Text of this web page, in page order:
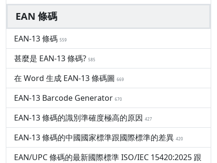
EAN 條碼
EAN-13 條碼 559
甚麼是 EAN-13 條碼? 585
在 Word 生成 EAN-13 條碼圖 669
EAN-13 Barcode Generator 670
EAN-13 條碼的識別準確度極高的原因 427
EAN-13 條碼的中國國家標準跟國際標準的差異 420
EAN/UPC 條碼的最新國際標準 ISO/IEC 15420:2025 跟